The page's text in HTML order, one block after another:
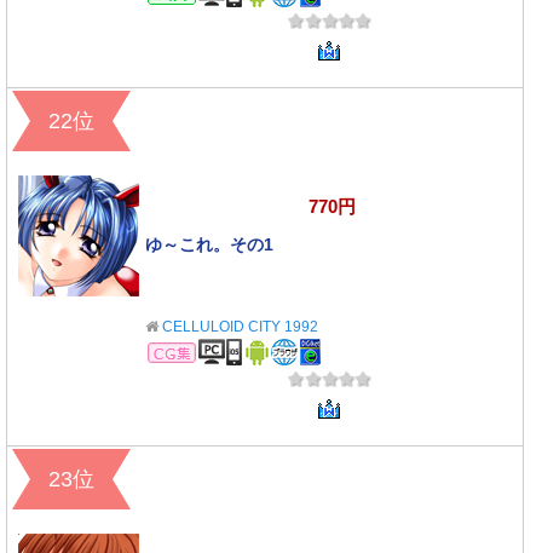
22位
770円
ゆ～これ。その1
CELLULOID CITY 1992
CG集
23位